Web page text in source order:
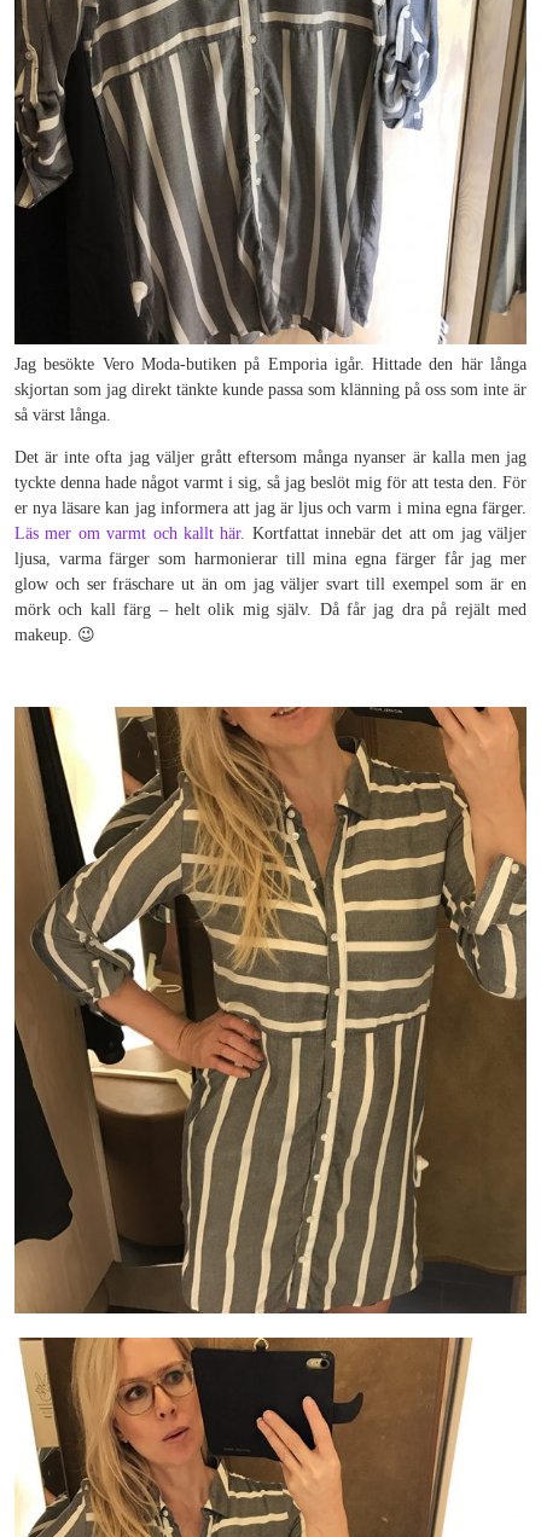
Jag besökte Vero Moda-butiken på Emporia igår. Hittade den här långa
skjortan som jag direkt tänkte kunde passa som klänning på oss som inte är
så värst långa.
Det är inte ofta jag väljer grått eftersom många nyanser är kalla men jag
tyckte denna hade något varmt i sig, så jag beslöt mig för att testa den. För
er nya läsare kan jag informera att jag är ljus och varm i mina egna färger.
Läs mer om varmt och kallt här. Kortfattat innebär det att om jag väljer
ljusa, varma färger som harmonierar till mina egna färger får jag mer
glow och ser fräschare ut än om jag väljer svart till exempel som är en
mörk och kall färg – helt olik mig själv. Då får jag dra på rejält med
makeup. 😉